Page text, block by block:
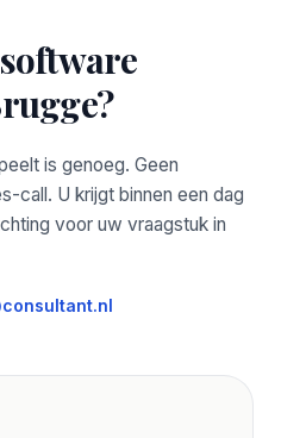
is genoeg. Geen
call. U krijgt binnen een dag
voor uw vraagstuk in